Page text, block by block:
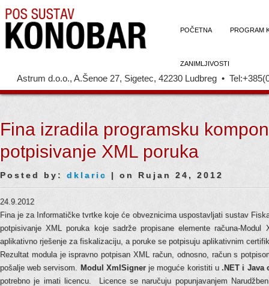
POČETNA PROGRAM
ZANIMLJIVOSTI
Astrum d.o.o., A.Šenoe 27, Sigetec, 42230 Ludbreg •
Fina izradila programsku
potpisivanje XML poruka
Posted by: dklaric | on Rujan 24, 2012
24.9.2012
Fina je za Informatičke tvrtke koje će obveznicima uspostavljati sustav
potpisivanje XML poruka koje sadrže propisane elemente računa-Modul
aplikativno rješenje za fiskalizaciju, a poruke se potpisuju aplikativnim
Rezultat modula je ispravno potpisan XML račun, odnosno, račun s
pošalje web servisom. Modul XmlSignerje moguće koristiti u .NET i Java
potrebno je imati licencu.
Licence se naručuju popunjavanjem